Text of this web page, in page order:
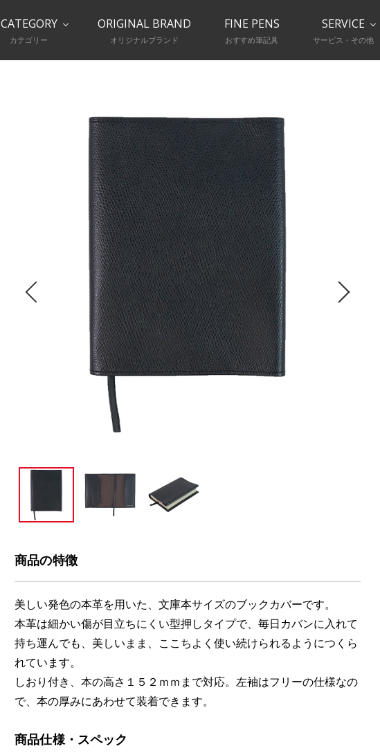
CATEGORY
カテゴリー
ORIGINAL BRAND
オリジナルブランド
FINE PENS
おすすめ筆記具
SERVICE
サービス・その他
商品の特徴
美しい発色の本革を用いた、文庫本サイズのブックカバーです。
本革は細かい傷が目立ちにくい型押しタイプで、毎日カバンに入れて
持ち運んでも、美しいまま、ここちよく使い続けられるようにつくら
れています。
しおり付き、本の高さ１５２ｍｍまで対応。左袖はフリーの仕様なの
で、本の厚みにあわせて装着できます。
商品仕様・スペック